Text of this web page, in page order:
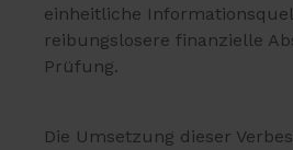
einheitliche
reibungslosere finanzielle
Prüfung.
Die Umsetzung dieser